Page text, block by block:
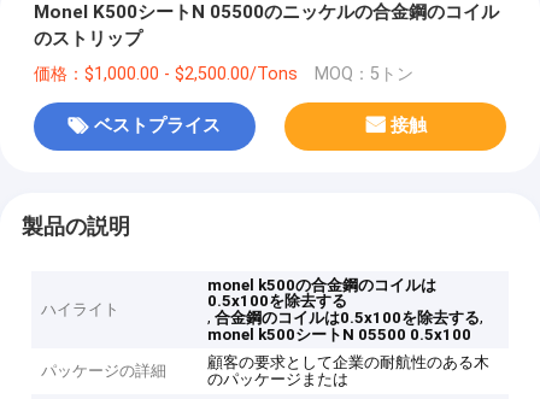
Monel K500シートN 05500のニッケルの合金鋼のコイル
のストリップ
価格：$1,000.00 - $2,500.00/Tons MOQ：5トン
ベストプライス 接触
製品の説明
ハイライト
monel k500の合金鋼のコイルは
0.5x100を除去する
,合金鋼のコイルは0.5x100を除去する,
monel k500シートN 05500 0.5x100
パッケージの詳細
顧客の要求として企業の耐航性のある木
のパッケージまたは